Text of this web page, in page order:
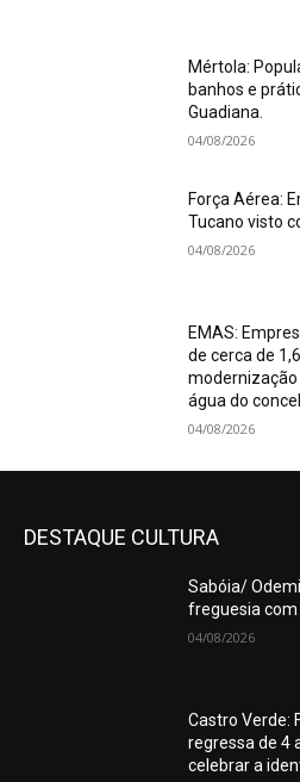
Mértola:
banhos e
Guadiana.
04/08/2026
Força Aérea:
Tucano visto
04/08/2026
EMAS:
de cerca de
modernização
água do
04/08/2026
DESTAQUE CULTURA
Sabóia/
freguesia com
04/08/2026
Castro Verde:
regressa de 4
celebrar a